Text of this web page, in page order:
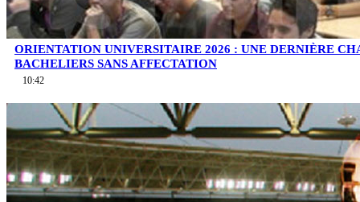
ORIENTATION UNIVERSITAIRE 2026 : UNE DERNIÈRE
BACHELIERS SANS AFFECTATION
10:42